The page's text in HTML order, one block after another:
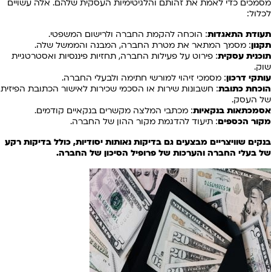
מסמכים כדי לאמת את זהותם והלגיטימיות העסקית שלהם. אלה עשויים
לכלול:
תעודת התאגדות: הוכחה להקמת החברה ולרישום המשפטי.
תקנון: מסמך המתאר את מטרת החברה, המבנה והממשל שלה.
תוכנית עסקית: פירוט על פעילות החברה, תחזיות פיננסיות ואסטרטגיית
שוק.
עותקי דרכון: מסמכי זיהוי למורשי חתימה ולבעלי החברה.
הוכחת כתובת: חשבונות שירות או הסכמי שכירות לאישור הכתובת הפיזית
של העסק.
אסמכתאות בנקאיות: מכתבי המלצה מקשרים בנקאיים קודמים.
מקור הכספים: תיעוד להדגמת מקור ההון של החברה.
בנקים שוויצריים מבצעים גם בדיקות נאותות יסודיות, כולל בדיקות רקע
של בעלי החברה והערכות של פרופיל הסיכון של החברה.